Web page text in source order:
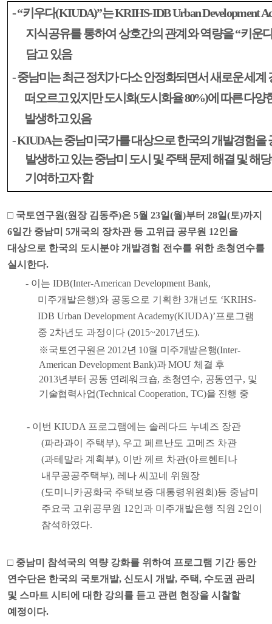
-“키우다(KIUDA)”는KRIHS-IDB Urban Development
지식공유를 통하여 상호간의 관계와 역량을“키운
담고 있음
-중남미는 최근 정치가 다소 안정화되면서 새로운 세계
떠오르고 있지만 도시화(도시화율80%)에 따른 다양
발생하고 있음
- KIUDA는 중남미국가를 대상으로 한국의 개발경험을
발생하고 있는 중남미 도시 및 주택 문제 해결 및 해
기여하고자 함
□ 국토연구원(원장 김동주)은 5월 23일(월)부터 28일(토)까지
6일간 중남미 5개국의 장차관 등 고위급 공무원 12인을
대상으로 한국의 도시분야 개발경험 전수를 위한 초청연수를
실시한다.
- 이는 IDB(Inter-American Development Bank,
미주개발은행)와 공동으로 기획한 3개년도 ‘KRIHS-
IDB Urban Development Academy(KIUDA)’프로그램
중 2차년도 과정이다 (2015~2017년도).
※국토연구원은 2012년 10월 미주개발은행(Inter-
American Development Bank)과MOU 체결 후
2013년부터 공동 연례워크숍, 초청연수, 공동연구, 및
기술협력사업(Technical Cooperation, TC)을 진행 중
- 이번 KIUDA 프로그램에는 솔레다드 누녜즈 장관
(파라과이 주택부), 우고 페르난도 고메즈 차관
(과테말라 계획부), 이반 께르 차관(아르헨티나
내무공공주택부), 레나 씨꼬네 위원장
(도미니카공화국 주택보증 대통령위원회 )등 중남미
주요국 고위공무원 12인과 미주개발은행 직원 2인이
참석하였다.
□ 중남미 참석국의 역량 강화를 위하여 프로그램 기간 동안
연수단은 한국의 국토개발, 신도시 개발, 주택, 수도권 관리
및 스마트 시티에 대한 강의를 듣고 관련 현장을 시찰할
예정이다.